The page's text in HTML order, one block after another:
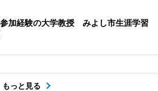
加経験の大学教授 みよし市生涯学習
もっと見る